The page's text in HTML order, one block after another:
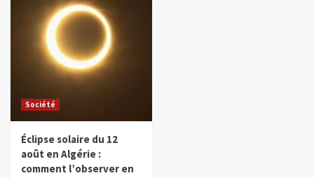
Société
Éclipse solaire du 12
août en Algérie :
comment l’observer en